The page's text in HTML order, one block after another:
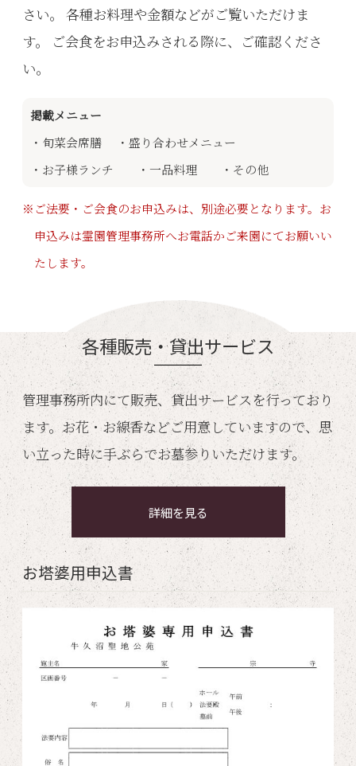
さい。 各種お料理や金額などがご覧いただけま
す。 ご会食をお申込みされる際に、ご確認くださ
い。
掲載メニュー
・旬菜会席膳 ・盛り合わせメニュー
・お子様ランチ ・一品料理 ・その他
※ご法要・ご会食のお申込みは、別途必要となります。お
申込みは霊園管理事務所へお電話かご来園にてお願いい
たします。
各種販売・貸出サービス
管理事務所内にて販売、貸出サービスを行っており
ます。お花・お線香などご用意していますので、思
い立った時に手ぶらでお墓参りいただけます。
詳細を見る
お塔婆用申込書